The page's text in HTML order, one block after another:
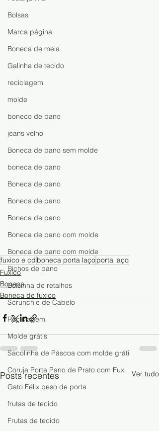
Bolsas
Marca página
Boneca de meia
Galinha de tecido
reciclagem
molde
boneco de pano
jeans velho
Boneca de pano sem molde
boneca de pano
Boneca de pano
Boneca de pano
Boneca de pano
Boneca de pano com molde
Boneca de pano com molde
Bichos de pano
Bolsinha de retalhos
Scrunchie de Cabelo
Reciclagem
Molde grátis
Sacolinha de Páscoa com molde gráti
Coruja Porta Pano de Prato com Fuxi
Gato Félix peso de porta
frutas de tecido
Frutas de tecido
fuxico e cd boneca porta laçoporta laço
Fuxico
Boneca
Boneca de fuxico
Posts recentes Ver tudo